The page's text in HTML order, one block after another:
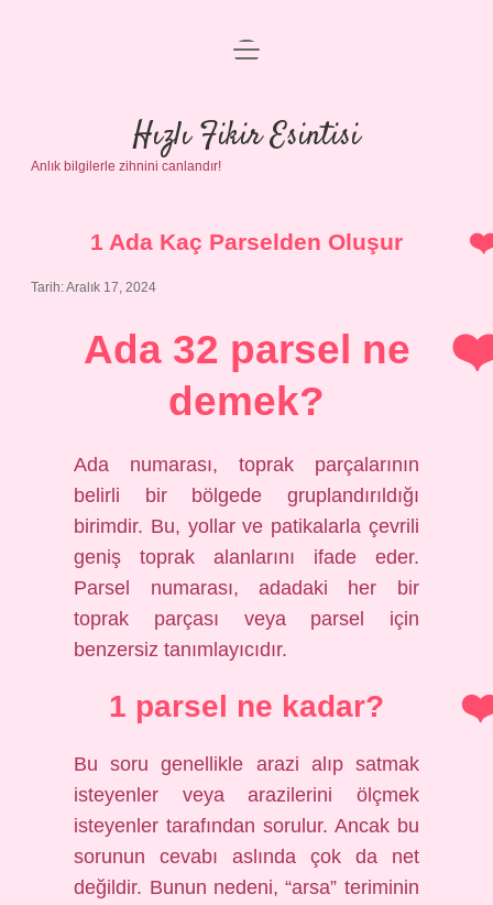
Anasayfa
Gizlilik Politikası
Yasal Uyarı
menüyü
Hızlı Fikir Esintisi
Anlık bilgilerle zihnini canlandır!
1 Ada Kaç Parselden Oluşur
Tarih: Aralık 17, 2024
Ada 32 parsel ne
demek?
Ada numarası, toprak parçalarının
belirli bir bölgede gruplandırıldığı
birimdir. Bu, yollar ve patikalarla çevrili
geniş toprak alanlarını ifade eder.
Parsel numarası, adadaki her bir
toprak parçası veya parsel için
benzersiz tanımlayıcıdır.
1 parsel ne kadar?
Bu soru genellikle arazi alıp satmak
isteyenler veya arazilerini ölçmek
isteyenler tarafından sorulur. Ancak bu
sorunun cevabı aslında çok da net
değildir. Bunun nedeni, “arsa” teriminin